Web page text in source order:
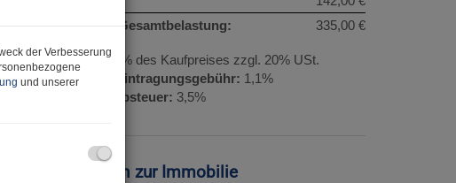
Vorraum (links Eingang, rechts Keller)
monatliche Gesamtbelastung:
335,00 €
Provision:
3% des Kaufpreises zzgl. 20% USt.
Grundbucheintragungsgebühr: 1,1%
Grunderwerbsteuer: 3,5%
Basisdaten zur Immobilie
der Verbesserung
und unserer